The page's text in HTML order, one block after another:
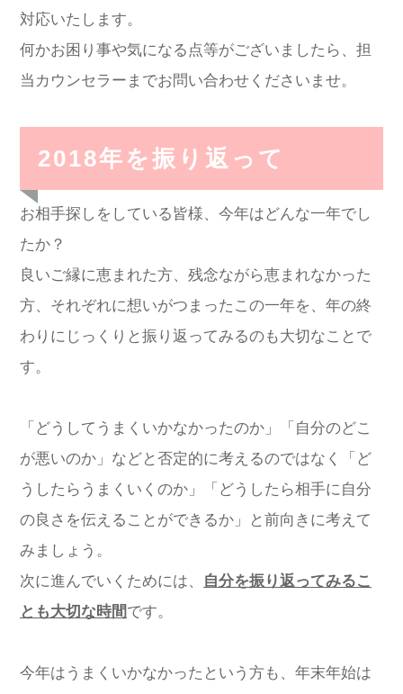
対応いたします。
何かお困り事や気になる点等がございましたら、担
当カウンセラーまでお問い合わせくださいませ。
2018年を振り返って
お相手探しをしている皆様、今年はどんな一年でし
たか？
良いご縁に恵まれた方、残念ながら恵まれなかった
方、それぞれに想いがつまったこの一年を、年の終
わりにじっくりと振り返ってみるのも大切なことで
す。
「どうしてうまくいかなかったのか」「自分のどこ
が悪いのか」などと否定的に考えるのではなく「ど
うしたらうまくいくのか」「どうしたら相手に自分
の良さを伝えることができるか」と前向きに考えて
みましょう。
次に進んでいくためには、
自分を振り返ってみるこ
とも大切な時間です。
今年はうまくいかなかったという方も、年末年始は